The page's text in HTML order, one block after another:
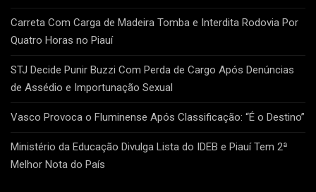
Carreta Com Carga de Madeira Tomba e Interdita Rodovia Por
Quatro Horas no Piauí
STJ Decide Punir Buzzi Com Perda de Cargo Após Denúncias
de Assédio e Importunação Sexual
Vasco Provoca o Fluminense Após Classificação: “É o Destino”
Ministério da Educação Divulga Lista do IDEB e Piauí Tem 2ª
Melhor Nota do País